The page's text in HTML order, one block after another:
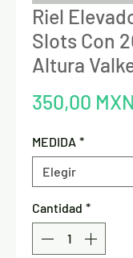
Riel
Slots Con
Altura
350,00 MXN
MEDIDA *
Cantidad *